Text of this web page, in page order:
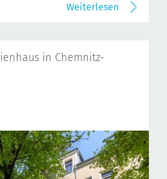
Weiterlesen
in Chemnitz-